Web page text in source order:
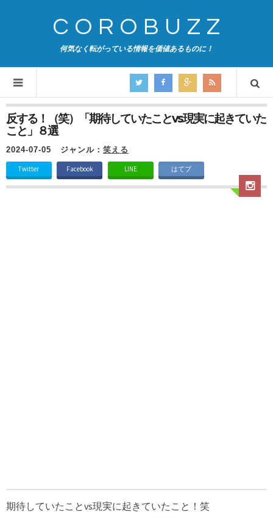
COROBUZZ
何気なく転がっている情報を価値あるものに！
反する！（笑）「期待していたことvs現実に起きていた
こと」８選
2024-07-05 ジャンル： 笑える
Twitter Facebook LINE はてブ
期待していたことvs現実に起きていたこと！笑